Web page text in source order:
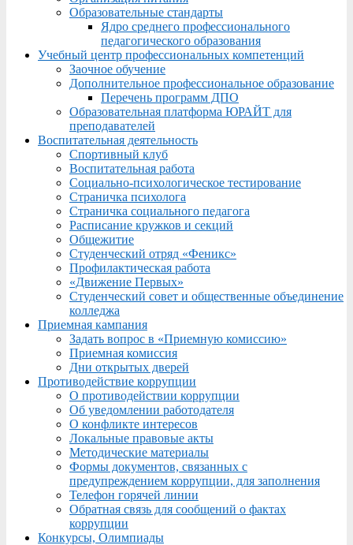
Образовательные стандарты
Ядро среднего профессионального
педагогического образования
Учебный центр профессиональных компетенций
Заочное обучение
Дополнительное профессиональное образование
Перечень программ ДПО
Образовательная платформа ЮРАЙТ для
преподавателей
Воспитательная деятельность
Спортивный клуб
Воспитательная работа
Социально-психологическое тестирование
Страничка психолога
Страничка социального педагога
Расписание кружков и секций
Общежитие
Студенческий отряд «Феникс»
Профилактическая работа
«Движение Первых»
Студенческий совет и общественные объединение
колледжа
Приемная кампания
Задать вопрос в «Приемную комиссию»
Приемная комиссия
Дни открытых дверей
Противодействие коррупции
О противодействии коррупции
Об уведомлении работодателя
О конфликте интересов
Локальные правовые акты
Методические материалы
Формы документов, связанных с
предупреждением коррупции, для заполнения
Телефон горячей линии
Обратная связь для сообщений о фактах
коррупции
Конкурсы, Олимпиады